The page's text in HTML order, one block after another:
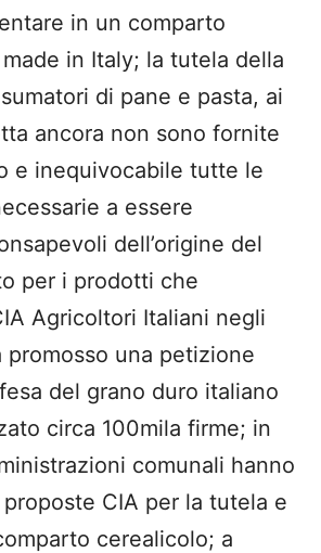
in un comparto
in Italy; la tutela della
di pane e pasta, ai
ancora non sono fornite
e inequivocabile tutte le
a essere
dell’origine del
per i prodotti che
Agricoltori Italiani negli
promosso una petizione
del grano duro italiano
circa 100mila firme; in
comunali hanno
CIA per la tutela e
cerealicolo; a